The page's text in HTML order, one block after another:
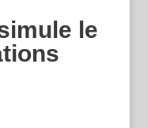
le